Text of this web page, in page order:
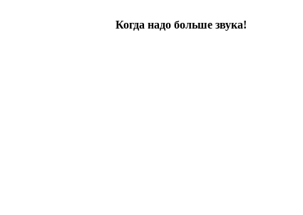
Когда надо больше звука!